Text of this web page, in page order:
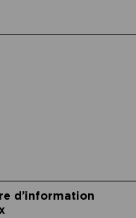
d’information